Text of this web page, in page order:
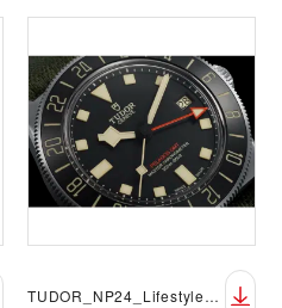
TUDOR_NP24_Lifestyle_Pelagos_FXD_GMT_18